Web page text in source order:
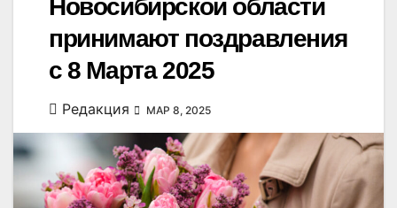
Новосибирской области
принимают поздравления
с 8 Марта 2025
Редакция МАР 8, 2025